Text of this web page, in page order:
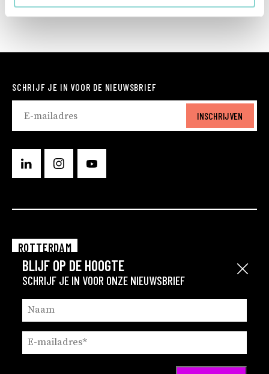
Sluit
BLIJF OP DE HOOGTE
SCHRIJF JE IN VOOR ONZE NIEUWSBRIEF
SCHRIJF JE IN VOOR DE NIEUWSBRIEF
INSCHRIJVEN
ROTTERDAM
EINDHOVEN
GRONINGEN